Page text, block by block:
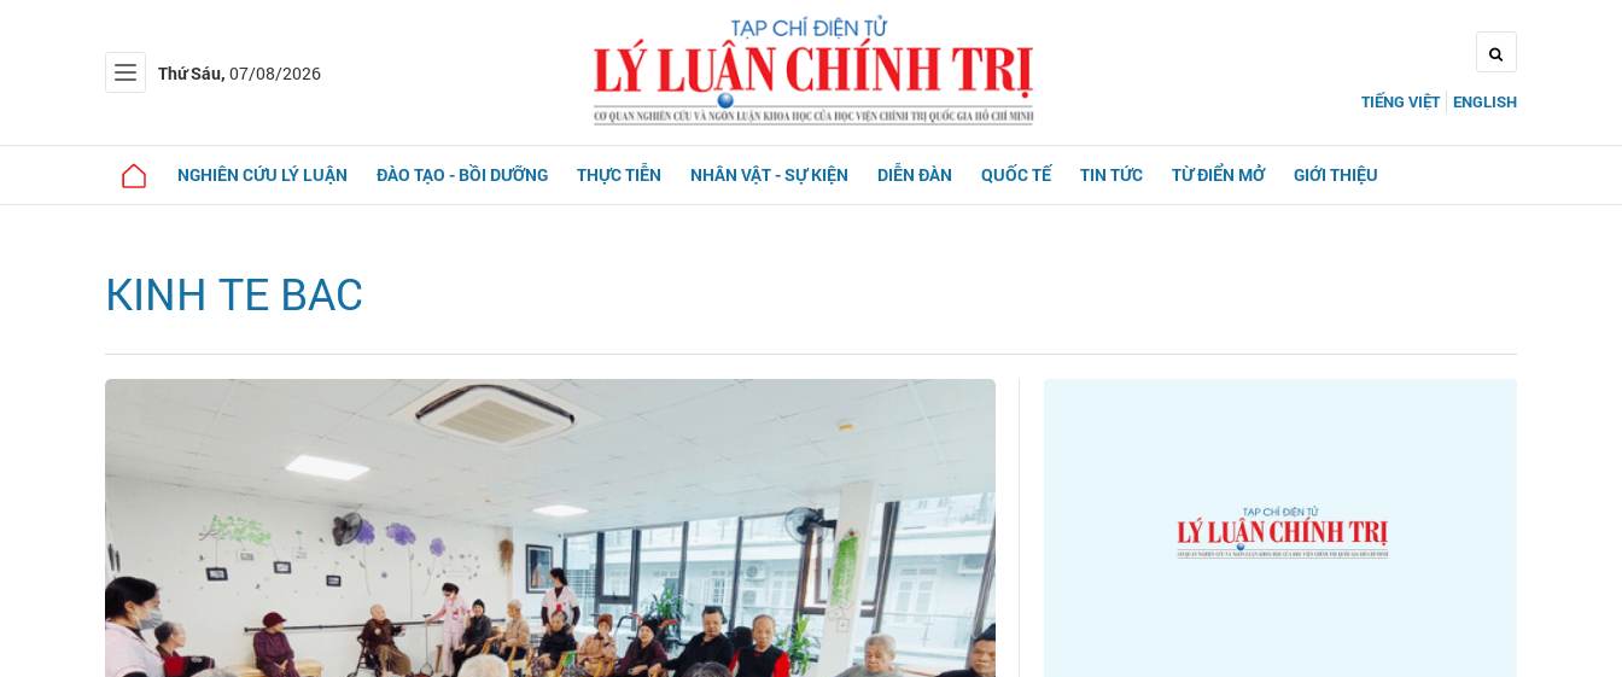
Thứ Sáu, 07/08/2026
TIẾNG VIỆT ENGLISH
NGHIÊN CỨU LÝ LUẬN ĐÀO TẠO - BỒI DƯỠNG THỰC TIỄN NHÂN VẬT - SỰ KIỆN DIỄN ĐÀN QUỐC TẾ TIN TỨC TỪ ĐIỂN MỞ GIỚI THIỆU
KINH TE BAC